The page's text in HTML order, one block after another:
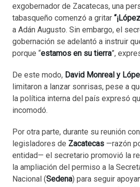
exgobernador de Zacatecas, una
tabasqueño comenzó a gritar
a Adán Augusto. Sin embargo, el
gobernación se adelantó a instruir
porque “estamos en su tierra”,
De este modo, David Monreal y
limitaron a lanzar sonrisas, pese a
la política interna del país expresó
incomodó.
Por otra parte, durante su reunión
legisladores de Zacatecas —razón
entidad— el secretario promovió la
la ampliación del permiso a la
Nacional (Sedena) para seguir